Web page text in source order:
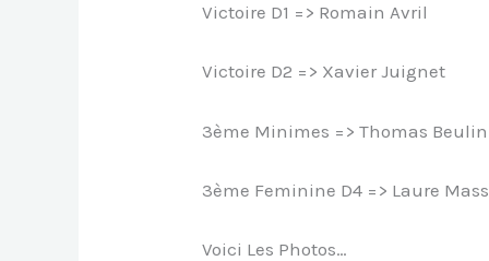
Victoire D1 => Romain Avril
Victoire D2 => Xavier Juignet
3ème Minimes => Thomas Beulin
3ème Feminine D4 => Laure
Voici Les Photos…